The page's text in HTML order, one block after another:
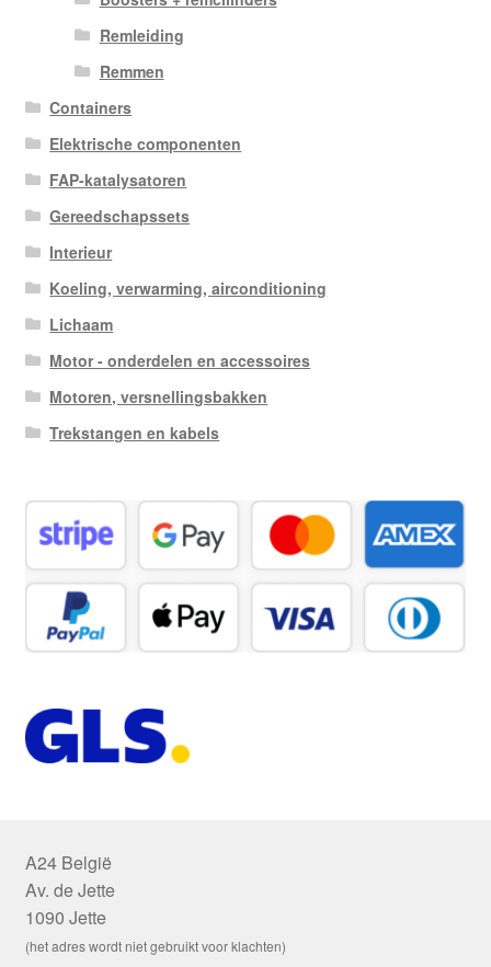
Remleiding
Remmen
Containers
Elektrische componenten
FAP-katalysatoren
Gereedschapssets
Interieur
Koeling, verwarming, airconditioning
Lichaam
Motor - onderdelen en accessoires
Motoren, versnellingsbakken
Trekstangen en kabels
A24 België
Av. de Jette
1090 Jette
(het adres wordt niet gebruikt voor klachten)